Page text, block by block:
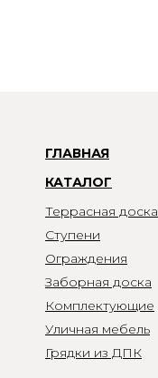
ГЛАВНАЯ
КАТАЛОГ
Террасная доска
Ступени
Ограждения
Заборная доска
Комплектующие
Уличная мебель
Грядки из ДПК